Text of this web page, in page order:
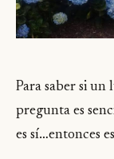
Para saber si un
pregunta es
es sí…entonces